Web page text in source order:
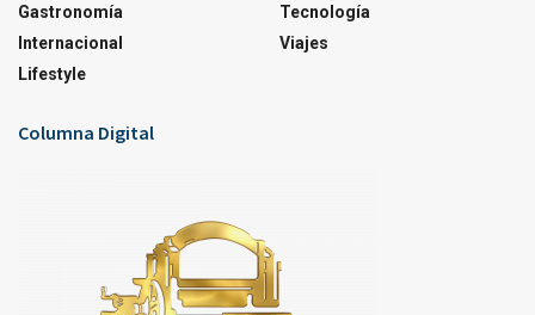
Gastronomía
Internacional
Lifestyle
Tecnología
Viajes
Columna Digital